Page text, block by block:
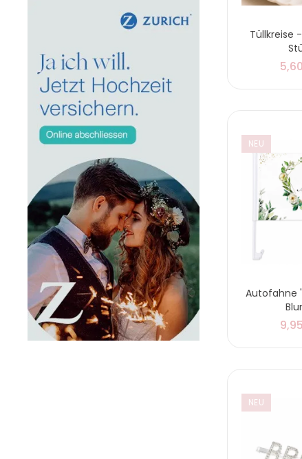
Tüllkreise
NEU
Autofahne
NEU